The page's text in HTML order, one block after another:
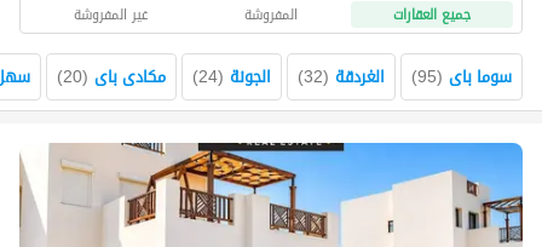
جميع العقارات المفروشة غير المفروشة
سوما باى (
95
) الغردقة (
32
) الجونة (
24
) مكادى باى (
20
)